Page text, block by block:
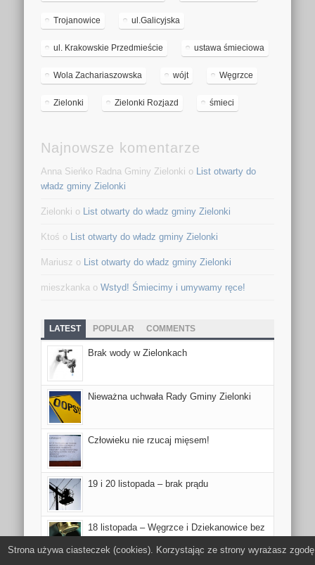
Trojanowice ul.Galicyjska
ul. Krakowskie Przedmieście ustawa śmieciowa
Wola Zachariaszowska wójt Węgrzce
Zielonki Zielonki Rozjazd śmieci
Najnowsze komentarze
Anna Sieńko Radna Gminy Zielonki o List otwarty do
władz gminy Zielonki
Zielonki o List otwarty do władz gminy Zielonki
Ktoś o List otwarty do władz gminy Zielonki
Mariusz o List otwarty do władz gminy Zielonki
mieszkanka oWstyd! Śmiecimy i umywamy ręce!
LATEST POPULAR COMMENTS
Brak wody w Zielonkach
Nieważna uchwała Rady Gminy Zielonki
Człowieku nie rzucaj mięsem!
19 i 20 listopada – brak prądu
18 listopada – Węgrzce i Dziekanowice bez
Strona używa ciasteczek (cookies). Korzystając ze strony wyrażasz zgodę